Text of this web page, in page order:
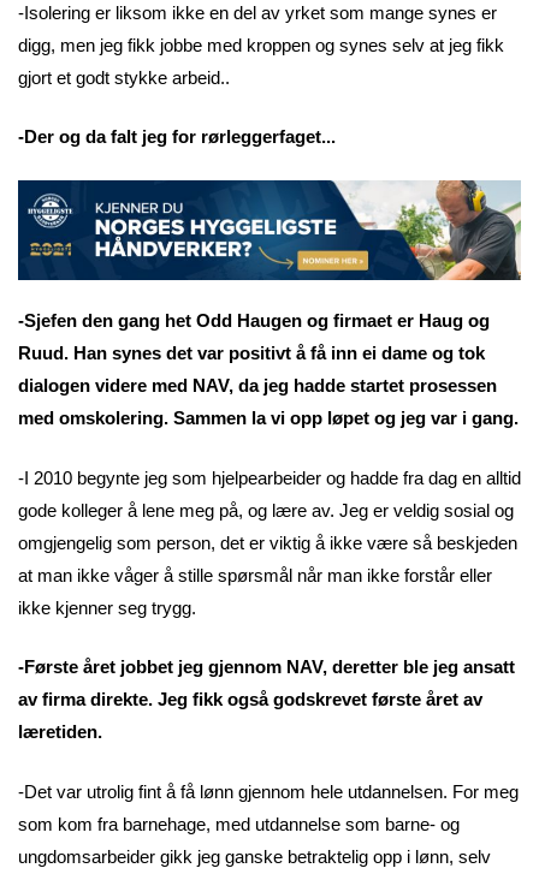
-Isolering er liksom ikke en del av yrket som mange synes er
digg, men jeg fikk jobbe med kroppen og synes selv at jeg fikk
gjort et godt stykke arbeid..
-Der og da falt jeg for rørleggerfaget...
-Sjefen den gang het Odd Haugen og firmaet er Haug og
Ruud. Han synes det var positivt å få inn ei dame og tok
dialogen videre med NAV, da jeg hadde startet prosessen
med omskolering. Sammen la vi opp løpet og jeg var i gang.
-I 2010 begynte jeg som hjelpearbeider og hadde fra dag en alltid
gode kolleger å lene meg på, og lære av. Jeg er veldig sosial og
omgjengelig som person, det er viktig å ikke være så beskjeden
at man ikke våger å stille spørsmål når man ikke forstår eller
ikke kjenner seg trygg.
-Første året jobbet jeg gjennom NAV, deretter ble jeg ansatt
av firma direkte. Jeg fikk også godskrevet første året av
læretiden.
-Det var utrolig fint å få lønn gjennom hele utdannelsen. For meg
som kom fra barnehage, med utdannelse som barne- og
ungdomsarbeider gikk jeg ganske betraktelig opp i lønn, selv